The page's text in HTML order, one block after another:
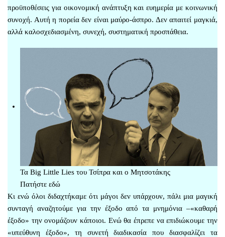
προϋποθέσεις για οικονομική ανάπτυξη και ευημερία με κοινωνική
συνοχή. Αυτή η πορεία δεν είναι μαύρο-άσπρο. Δεν απαιτεί μαγκιά,
αλλά καλοσχεδιασμένη, συνεχή, συστηματική προσπάθεια.
Τα Big Little Lies του Τσίπρα και ο Μητσοτάκης
Πατήστε εδώ
Κι ενώ όλοι διδαχτήκαμε ότι μάγοι δεν υπάρχουν, πάλι μια μαγική
συνταγή αναζητούμε για την έξοδο από τα μνημόνια –«καθαρή
έξοδο» την ονομάζουν κάποιοι. Ενώ θα έπρεπε να επιδιώκουμε την
«υπεύθυνη έξοδο», τη συνετή διαδικασία που διασφαλίζει τα